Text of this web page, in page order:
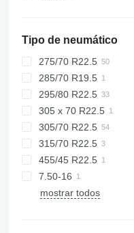
Tipo de neumático
275/70 R22.5
285/70 R19.5
295/80 R22.5
305 x 70 R22.5
305/70 R22.5
315/70 R22.5
455/45 R22.5
7.50-16
mostrar todos